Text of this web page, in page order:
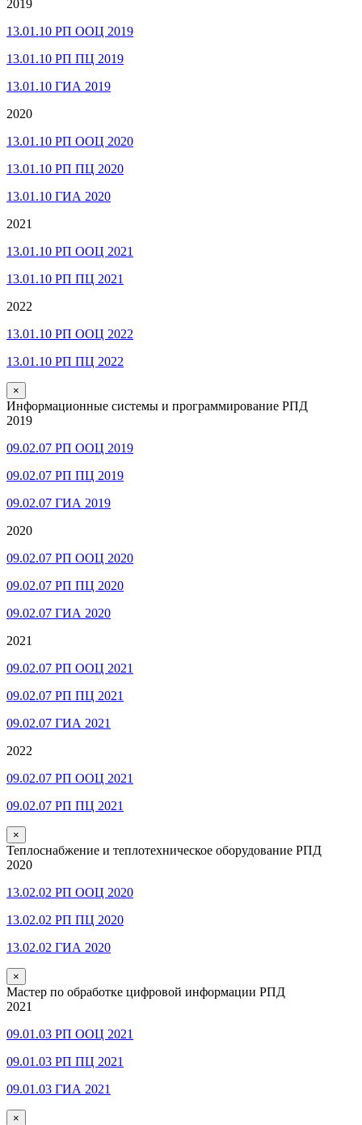
2019
13.01.10 РП ООЦ 2019
13.01.10 РП ПЦ 2019
13.01.10 ГИА 2019
2020
13.01.10 РП ООЦ 2020
13.01.10 РП ПЦ 2020
13.01.10 ГИА 2020
2021
13.01.10 РП ООЦ 2021
13.01.10 РП ПЦ 2021
2022
13.01.10 РП ООЦ 2022
13.01.10 РП ПЦ 2022
×
Информационные системы и программирование РПД
2019
09.02.07 РП ООЦ 2019
09.02.07 РП ПЦ 2019
09.02.07 ГИА 2019
2020
09.02.07 РП ООЦ 2020
09.02.07 РП ПЦ 2020
09.02.07 ГИА 2020
2021
09.02.07 РП ООЦ 2021
09.02.07 РП ПЦ 2021
09.02.07 ГИА 2021
2022
09.02.07 РП ООЦ 2021
09.02.07 РП ПЦ 2021
×
Теплоснабжение и теплотехническое оборудование РПД
2020
13.02.02 РП ООЦ 2020
13.02.02 РП ПЦ 2020
13.02.02 ГИА 2020
×
Мастер по обработке цифровой информации РПД
2021
09.01.03 РП ООЦ 2021
09.01.03 РП ПЦ 2021
09.01.03 ГИА 2021
×